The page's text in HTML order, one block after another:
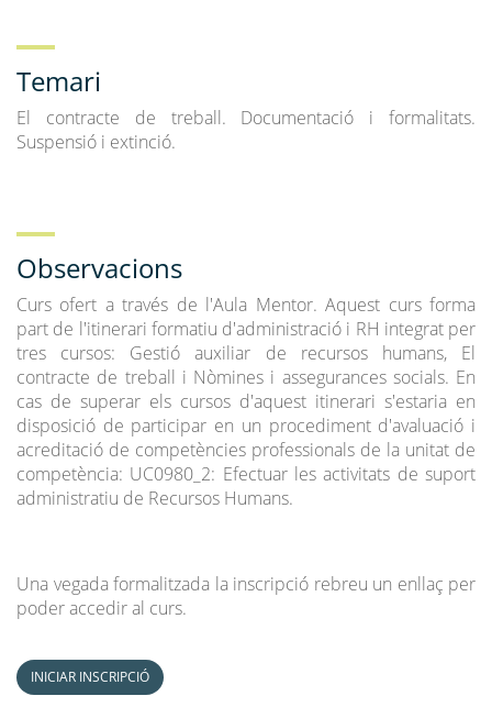
Temari
El contracte de treball. Documentació i formalitats.
Suspensió i extinció.
Observacions
Curs ofert a través de l'Aula Mentor. Aquest curs forma
part de l'itinerari formatiu d'administració i RH integrat per
tres cursos: Gestió auxiliar de recursos humans, El
contracte de treball i Nòmines i assegurances socials. En
cas de superar els cursos d'aquest itinerari s'estaria en
disposició de participar en un procediment d'avaluació i
acreditació de competències professionals de la unitat de
competència: UC0980_2: Efectuar les activitats de suport
administratiu de Recursos Humans.
Una vegada formalitzada la inscripció rebreu un enllaç per
poder accedir al curs.
INICIAR INSCRIPCIÓ